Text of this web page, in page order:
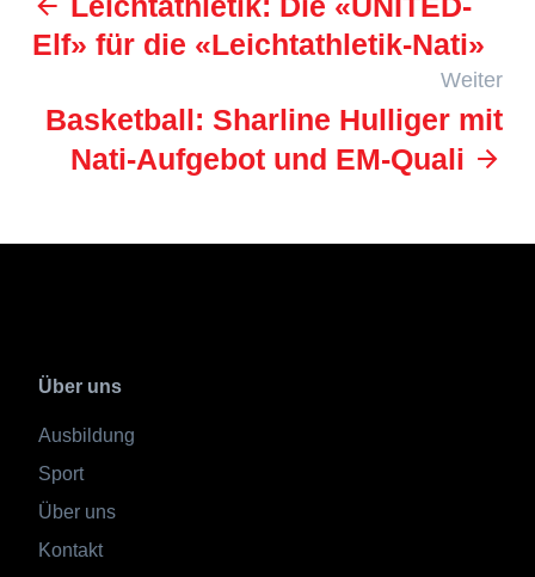
Elf» für die «Leichtathletik-Nati»
Weiter
Basketball: Sharline Hulliger mit
Nati-Aufgebot und EM-Quali
Über uns
Ausbildung
Sport
Über uns
Kontakt